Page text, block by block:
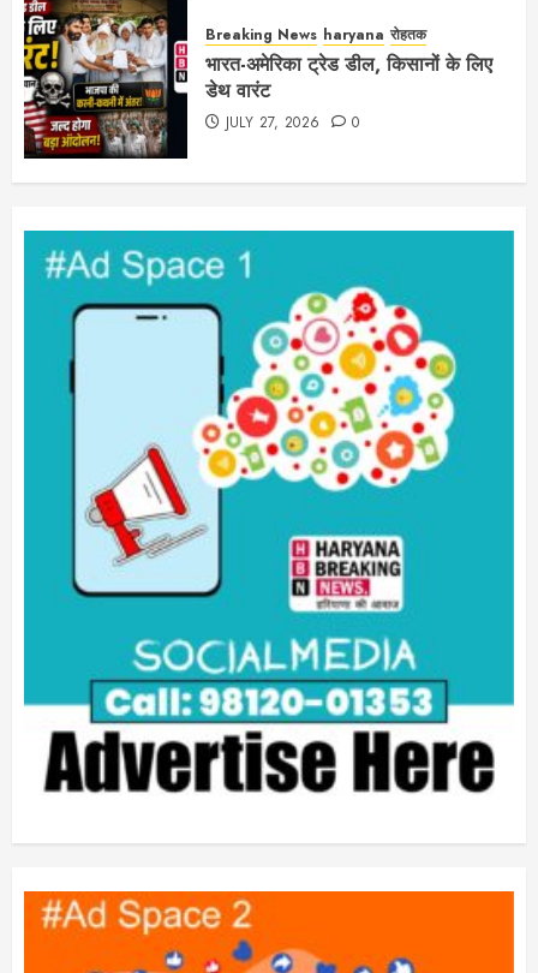
Breaking News haryana रोहतक
भारत-अमेरिका ट्रेड डील, किसानों के लिए
डेथ वारंट
JULY 27, 2026 0